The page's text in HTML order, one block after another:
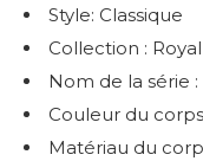
Style: Classique
Collection :
Nom de la série :
Couleur du
Matériau du